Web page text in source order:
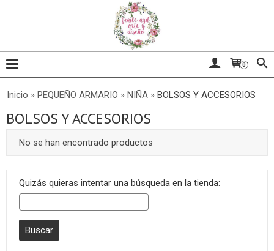
0
Inicio » PEQUEÑO ARMARIO » NIÑA » BOLSOS Y ACCESORIOS
BOLSOS Y ACCESORIOS
No se han encontrado productos
Quizás quieras intentar una búsqueda en la tienda: